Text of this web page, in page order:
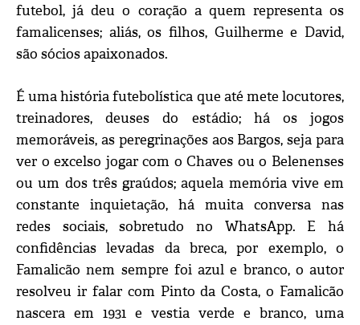
futebol, já deu o coração a quem representa os
famalicenses; aliás, os filhos, Guilherme e David,
são sócios apaixonados.
É uma história futebolística que até mete locutores,
treinadores, deuses do estádio; há os jogos
memoráveis, as peregrinações aos Bargos, seja para
ver o excelso jogar com o Chaves ou o Belenenses
ou um dos três graúdos; aquela memória vive em
constante inquietação, há muita conversa nas
redes sociais, sobretudo no WhatsApp. E há
confidências levadas da breca, por exemplo, o
Famalicão nem sempre foi azul e branco, o autor
resolveu ir falar com Pinto da Costa, o Famalicão
nascera em 1931 e vestia verde e branco, uma